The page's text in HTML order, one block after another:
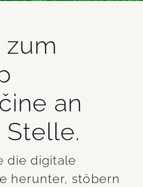
an
Stelle.
die digitale
herunter, stöbern